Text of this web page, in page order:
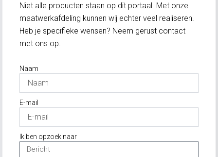
Niet alle producten staan op dit portaal. Met onze
maatwerkafdeling kunnen wij echter veel realiseren.
Heb je specifieke wensen? Neem gerust contact
met ons op.
Naam
E-mail
Ik ben opzoek naar